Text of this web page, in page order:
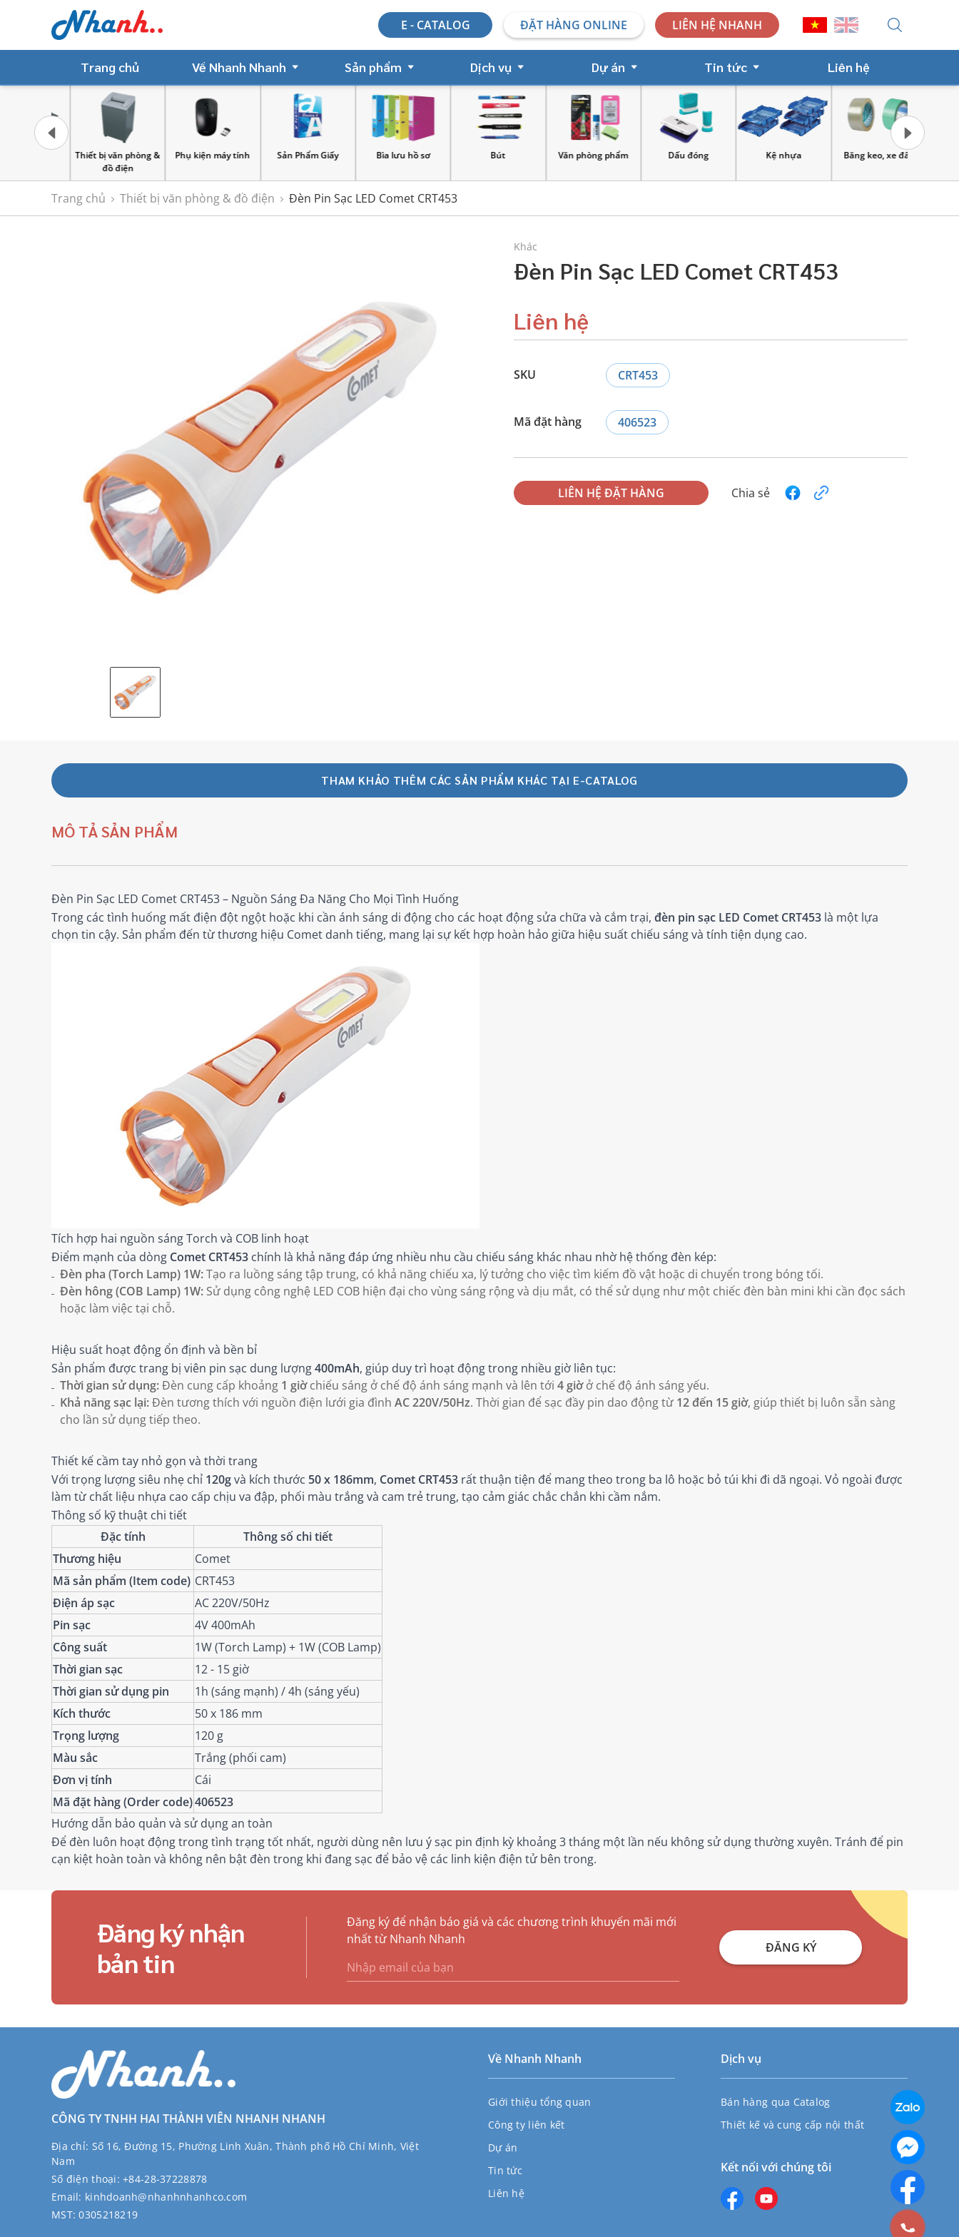
E - CATALOG ĐẶT HÀNG ONLINE LIÊN HỆ NHANH
Trang chủ Về Nhanh Nhanh Sản phẩm Dịch vụ Dự án Tin tức Liên hệ
Thiết bị văn phòng &
đồ điện
Phụ kiện máy tính Sản Phẩm Giấy Bìa lưu hồ sơ Văn phòng phẩm Dấu đóng Kệ nhựa Băng keo, xe đẩy
Trang chủ Thiết bị văn phòng & đồ điện Đèn Pin Sạc LED Comet CRT453
Khác
Đèn Pin Sạc LED Comet CRT453
Liên hệ
SKU CRT453
Mã đặt hàng 406523
LIÊN HỆ ĐẶT HÀNG Chia sẻ
THAM KHẢO THÊM CÁC SẢN PHẨM KHÁC TẠI E-CATALOG
MÔ TẢ SẢN PHẨM
Đèn Pin Sạc LED Comet CRT453 – Nguồn Sáng Đa Năng Cho Mọi Tình Huống
Trong các tình huống mất điện đột ngột hoặc khi cần ánh sáng di động cho các hoạt động sửa chữa và cắm trại, đèn pin sạc LED Comet CRT453 là một lựa
chọn tin cậy. Sản phẩm đến từ thương hiệu Comet danh tiếng, mang lại sự kết hợp hoàn hảo giữa hiệu suất chiếu sáng và tính tiện dụng cao.
Tích hợp hai nguồn sáng Torch và COB linh hoạt
Điểm mạnh của dòng Comet CRT453 chính là khả năng đáp ứng nhiều nhu cầu chiếu sáng khác nhau nhờ hệ thống đèn kép:
Đèn pha (Torch Lamp) 1W:Tạo ra luồng sáng tập trung, có khả năng chiếu xa, lý tưởng cho việc tìm kiếm đồ vật hoặc di chuyển trong bóng tối.
Đèn hông (COB Lamp) 1W: Sử dụng công nghệ LED COB hiện đại cho vùng sáng rộng và dịu mắt, có thể sử dụng như một chiếc đèn bàn mini khi cần đọc sách
hoặc làm việc tại chỗ.
Hiệu suất hoạt động ổn định và bền bỉ
Sản phẩm được trang bị viên pin sạc dung lượng400mAh, giúp duy trì hoạt động trong nhiều giờ liên tục:
Thời gian sử dụng:Đèn cung cấp khoảng 1 giờchiếu sáng ở chế độ ánh sáng mạnh và lên tới 4 giờở chế độ ánh sáng yếu.
Khả năng sạc lại:Đèn tương thích với nguồn điện lưới gia đình AC 220V/50Hz. Thời gian để sạc đầy pin dao động từ 12 đến 15 giờ, giúp thiết bị luôn sẵn sàng
cho lần sử dụng tiếp theo.
Thiết kế cầm tay nhỏ gọn và thời trang
Với trọng lượng siêu nhẹ chỉ 120gvà kích thước 50 x 186mm, Comet CRT453 rất thuận tiện để mang theo trong ba lô hoặc bỏ túi khi đi dã ngoại. Vỏ ngoài được
làm từ chất liệu nhựa cao cấp chịu va đập, phối màu trắng và cam trẻ trung, tạo cảm giác chắc chắn khi cầm nắm.
Thông số kỹ thuật chi tiết
Đặc tính
Thông số chi tiết
Thương hiệu
Comet
Mã sản phẩm (Item code) CRT453
Điện áp sạc
AC 220V/50Hz
Pin sạc
4V 400mAh
Công suất
1W (Torch Lamp) + 1W (COB Lamp)
Thời gian sạc
12 - 15 giờ
Thời gian sử dụng pin
1h (sáng mạnh) / 4h (sáng yếu)
Kích thước
50 x 186 mm
Trọng lượng
120 g
Màu sắc
Trắng (phối cam)
Đơn vị tính
Cái
Mã đặt hàng (Order code)406523
Hướng dẫn bảo quản và sử dụng an toàn
Để đèn luôn hoạt động trong tình trạng tốt nhất, người dùng nên lưu ý sạc pin định kỳ khoảng 3 tháng một lần nếu không sử dụng thường xuyên. Tránh để pin
cạn kiệt hoàn toàn và không nên bật đèn trong khi đang sạc để bảo vệ các linh kiện điện tử bên trong.
Đăng ký nhận
bản tin
Đăng ký để nhận báo giá và các chương trình khuyến mãi mới
nhất từ Nhanh Nhanh
ĐĂNG KÝ
CÔNG TY TNHH HAI THÀNH VIÊN NHANH NHANH
Địa chỉ: Số 16, Đường 15, Phường Linh Xuân, Thành phố Hồ Chí Minh, Việt
Nam
Số điện thoại:+84-28-37228878
Email: kinhdoanh@nhanhnhanhco.com
MST:0305218219
Về Nhanh Nhanh
Giới thiệu tổng quan
Công ty liên kết
Dự án
Tin tức
Liên hệ
Dịch vụ
Bán hàng qua Catalog
Thiết kế và cung cấp nội thất
Kết nối với chúng tôi